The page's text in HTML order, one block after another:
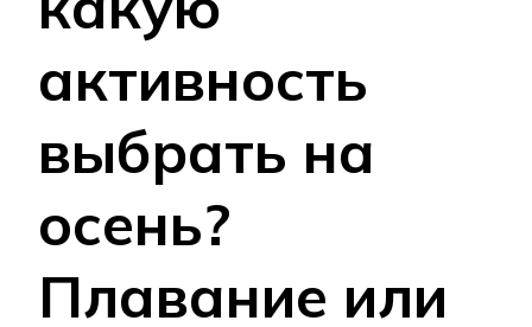
активность
выбрать на
осень?
Плавание или